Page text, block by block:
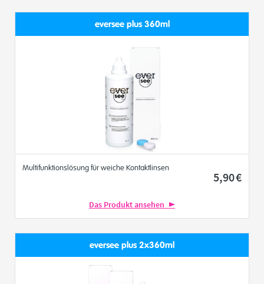
eversee plus 360ml
Multifunktionslösung für weiche Kontaktlinsen
5,90€
Das Produkt ansehen
eversee plus 2x360ml